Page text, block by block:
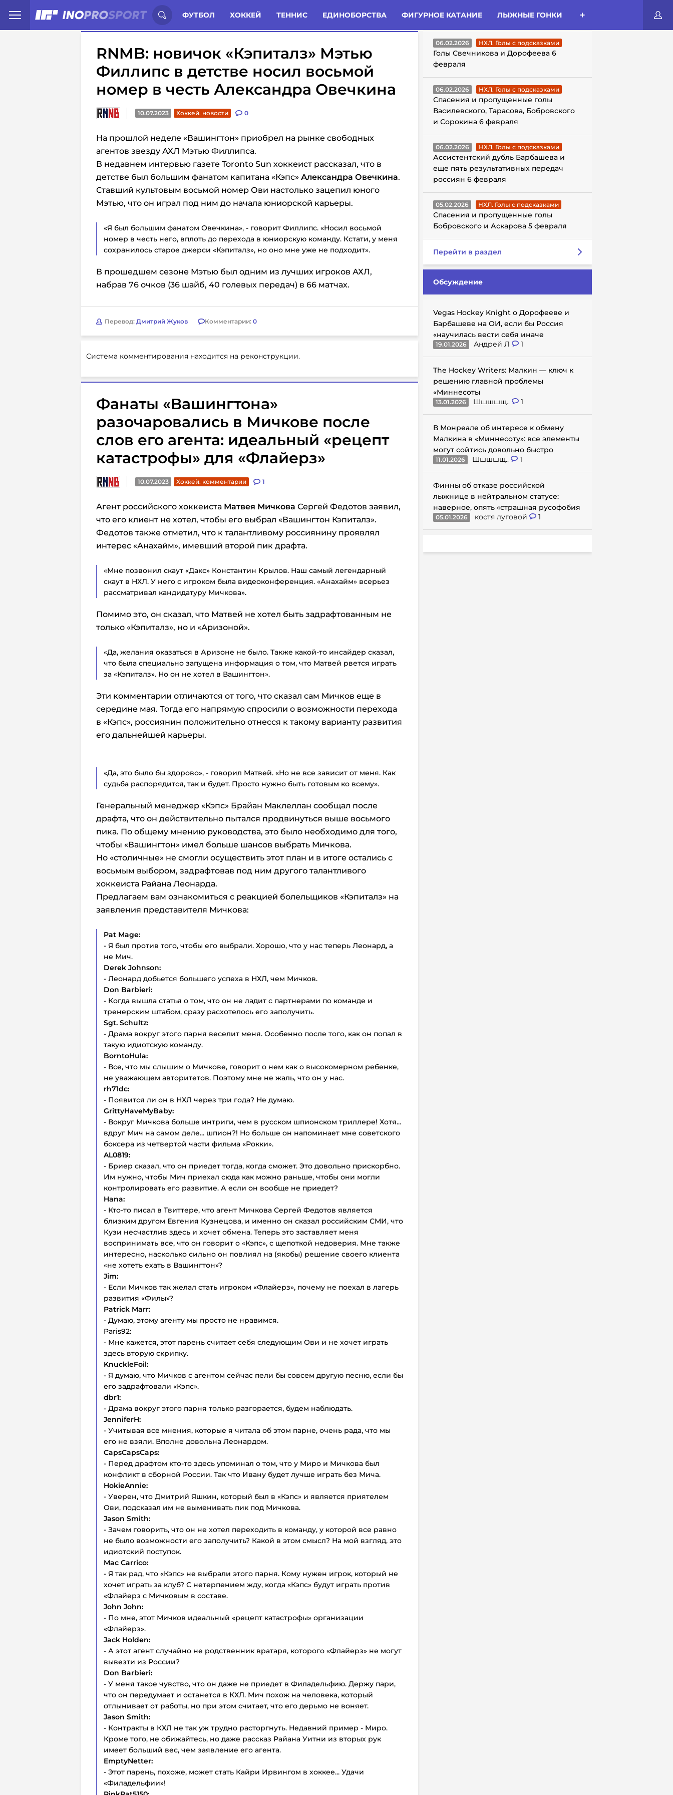
ФУТБОЛ ХОККЕЙ ТЕННИС ЕДИНОБОРСТВА ФИГУРНОЕ КАТАНИЕ ЛЫЖНЫЕ ГОНКИ
Иностранцы о спорте России: Статьи Комменты Новости
RNMB: новичок «Кэпиталз» Мэтью
Филлипс в детстве носил восьмой
номер в честь Александра Овечкина
10.07.2023 Хоккей. новости 0
На прошлой неделе «Вашингтон» приобрел на рынке свободных
агентов звезду АХЛ Мэтью Филлипса.
В недавнем интервью газете Toronto Sun хоккеист рассказал, что в
детстве был большим фанатом капитана «Кэпс» Александра Овечкина.
Ставший культовым восьмой номер Ови настолько зацепил юного
Мэтью, что он играл под ним до начала юниорской карьеры.
«Я был большим фанатом Овечкина», - говорит Филлипс. «Носил восьмой
номер в честь него, вплоть до перехода в юниорскую команду. Кстати, у меня
сохранилось старое джерси «Кэпиталз», но оно мне уже не подходит».
В прошедшем сезоне Мэтью был одним из лучших игроков АХЛ,
набрав 76 очков (36 шайб, 40 голевых передач) в 66 матчах.
Перевод: Дмитрий Жуков Комментарии: 0
Система комментирования находится на реконструкции.
Фанаты «Вашингтона»
разочаровались в Мичкове после
слов его агента: идеальный «рецепт
катастрофы» для «Флайерз»
10.07.2023 Хоккей. комментарии 1
Агент российского хоккеиста Матвея Мичкова Сергей Федотов заявил,
что его клиент не хотел, чтобы его выбрал «Вашингтон Кэпиталз».
Федотов также отметил, что к талантливому россиянину проявлял
интерес «Анахайм», имевший второй пик драфта.
«Мне позвонил скаут «Дакс» Константин Крылов. Наш самый легендарный
скаут в НХЛ. У него с игроком была видеоконференция. «Анахайм» всерьез
рассматривал кандидатуру Мичкова».
Помимо это, он сказал, что Матвей не хотел быть задрафтованным не
только «Кэпиталз», но и «Аризоной».
«Да, желания оказаться в Аризоне не было. Также какой-то инсайдер сказал,
что была специально запущена информация о том, что Матвей рвется играть
за «Кэпиталз». Но он не хотел в Вашингтон».
Эти комментарии отличаются от того, что сказал сам Мичков еще в
середине мая. Тогда его напрямую спросили о возможности перехода
в «Кэпс», россиянин положительно отнесся к такому варианту развития
его дальнейшей карьеры.
«Да, это было бы здорово», - говорил Матвей. «Но не все зависит от меня. Как
судьба распорядится, так и будет. Просто нужно быть готовым ко всему».
Генеральный менеджер «Кэпс» Брайан Маклеллан сообщал после
драфта, что он действительно пытался продвинуться выше восьмого
пика. По общему мнению руководства, это было необходимо для того,
чтобы «Вашингтон» имел больше шансов выбрать Мичкова.
Но «столичные» не смогли осуществить этот план и в итоге остались с
восьмым выбором, задрафтовав под ним другого талантливого
хоккеиста Райана Леонарда.
Предлагаем вам ознакомиться с реакцией болельщиков «Кэпиталз» на
заявления представителя Мичкова:
Pat Mage:
- Я был против того, чтобы его выбрали. Хорошо, что у нас теперь Леонард, а
не Мич.
Derek Johnson:
- Леонард добьется большего успеха в НХЛ, чем Мичков.
Don Barbieri:
- Когда вышла статья о том, что он не ладит с партнерами по команде и
тренерским штабом, сразу расхотелось его заполучить.
Sgt. Schultz:
- Драма вокруг этого парня веселит меня. Особенно после того, как он попал в
такую идиотскую команду.
BorntoHula:
- Все, что мы слышим о Мичкове, говорит о нем как о высокомерном ребенке,
не уважающем авторитетов. Поэтому мне не жаль, что он у нас.
rh71dc:
- Появится ли он в НХЛ через три года? Не думаю.
GrittyHaveMyBaby:
- Вокруг Мичкова больше интриги, чем в русском шпионском триллере! Хотя...
вдруг Мич на самом деле... шпион?! Но больше он напоминает мне советского
боксера из четвертой части фильма «Рокки».
AL0819:
- Бриер сказал, что он приедет тогда, когда сможет. Это довольно прискорбно.
Им нужно, чтобы Мич приехал сюда как можно раньше, чтобы они могли
контролировать его развитие. А если он вообще не приедет?
Hana:
- Кто-то писал в Твиттере, что агент Мичкова Сергей Федотов является
близким другом Евгения Кузнецова, и именно он сказал российским СМИ, что
Кузи несчастлив здесь и хочет обмена. Теперь это заставляет меня
воспринимать все, что он говорит о «Кэпс», с щепоткой недоверия. Мне также
интересно, насколько сильно он повлиял на (якобы) решение своего клиента
«не хотеть ехать в Вашингтон»?
Jim:
- Если Мичков так желал стать игроком «Флайерз», почему не поехал в лагерь
развития «Филы»?
Patrick Marr:
- Думаю, этому агенту мы просто не нравимся.
Paris92:
- Мне кажется, этот парень считает себя следующим Ови и не хочет играть
здесь вторую скрипку.
KnuckleFoil:
- Я думаю, что Мичков с агентом сейчас пели бы совсем другую песню, если бы
его задрафтовали «Кэпс».
dbr1:
- Драма вокруг этого парня только разгорается, будем наблюдать.
JenniferH:
- Учитывая все мнения, которые я читала об этом парне, очень рада, что мы
его не взяли. Вполне довольна Леонардом.
CapsCapsCaps:
- Перед драфтом кто-то здесь упоминал о том, что у Миро и Мичкова был
конфликт в сборной России. Так что Ивану будет лучше играть без Мича.
HokieAnnie:
- Уверен, что Дмитрий Яшкин, который был в «Кэпс» и является приятелем
Ови, подсказал им не выменивать пик под Мичкова.
Jason Smith:
- Зачем говорить, что он не хотел переходить в команду, у которой все равно
не было возможности его заполучить? Какой в этом смысл? На мой взгляд, это
идиотский поступок.
Mac Carrico:
- Я так рад, что «Кэпс» не выбрали этого парня. Кому нужен игрок, который не
хочет играть за клуб? С нетерпением жду, когда «Кэпс» будут играть против
«Флайерз с Мичковым в составе.
John John:
- По мне, этот Мичков идеальный «рецепт катастрофы» организации
«Флайерз».
Jack Holden:
- А этот агент случайно не родственник вратаря, которого «Флайерз» не могут
вывезти из России?
Don Barbieri:
- У меня такое чувство, что он даже не приедет в Филадельфию. Держу пари,
что он передумает и останется в КХЛ. Мич похож на человека, который
отлынивает от работы, но при этом считает, что его дерьмо не воняет.
Jason Smith:
- Контракты в КХЛ не так уж трудно расторгнуть. Недавний пример - Миро.
Кроме того, не обижайтесь, но даже рассказ Райана Уитни из вторых рук
имеет больший вес, чем заявление его агента.
EmptyNetter:
- Этот парень, похоже, может стать Кайри Ирвингом в хоккее... Удачи
«Филадельфии»!
ГОЛЫ С ПОДСКАЗКАМИ
06.02.2026 НХЛ. Голы с подсказками
Голы Свечникова и Дорофеева 6
февраля
06.02.2026 НХЛ. Голы с подсказками
Спасения и пропущенные голы
Василевского, Тарасова, Бобровского
и Сорокина 6 февраля
06.02.2026 НХЛ. Голы с подсказками
Ассистентский дубль Барбашева и
еще пять результативных передач
россиян 6 февраля
05.02.2026 НХЛ. Голы с подсказками
Спасения и пропущенные голы
Бобровского и Аскарова 5 февраля
Перейти в раздел
Обсуждение
Vegas Hockey Knight о Дорофееве и
Барбашеве на ОИ, если бы Россия
«научилась вести себя иначе
19.01.2026 Андрей Л 1
The Hockey Writers: Малкин — ключ к
решению главной проблемы
«Миннесоты
13.01.2026 Шшшшщ.. 1
В Монреале об интересе к обмену
Малкина в «Миннесоту»: все элементы
могут сойтись довольно быстро
11.01.2026 Шшшшщ.. 1
Финны об отказе российской
лыжнице в нейтральном статусе:
наверное, опять «страшная русофобия
05.01.2026 костя луговой 1